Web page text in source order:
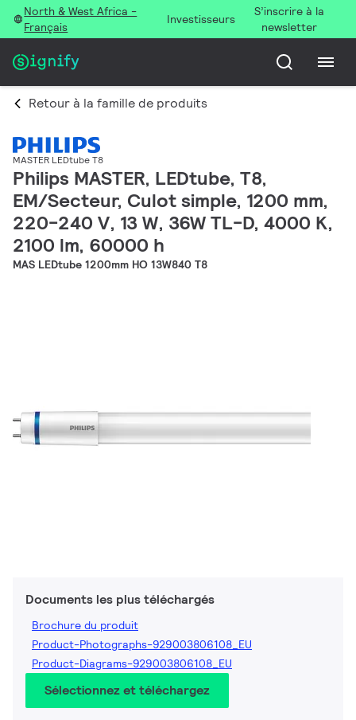
North & West Africa -
Français
Investisseurs
S’inscrire à la
newsletter
Retour à la famille de produits
MASTER LEDtube T8
Philips MASTER, LEDtube, T8,
EM/Secteur, Culot simple, 1200 mm,
220-240 V, 13 W, 36W TL-D, 4000 K,
2100 lm, 60000 h
MAS LEDtube 1200mm HO 13W840 T8
Documents les plus téléchargés
Brochure du produit
Product-Photographs-929003806108_EU
Product-Diagrams-929003806108_EU
Sélectionnez et téléchargez